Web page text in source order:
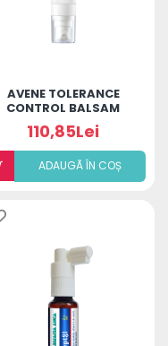
AVENE TOLERANCE
CONTROL BALSAM
40ML
110,85Lei
ADAUGÃ ÎN COȘ